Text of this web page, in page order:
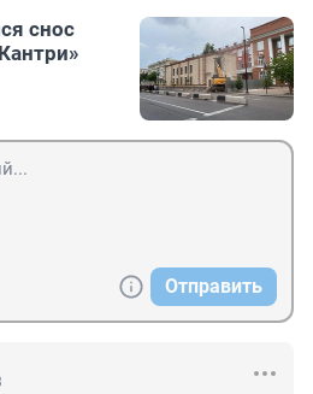
снос
Отправить